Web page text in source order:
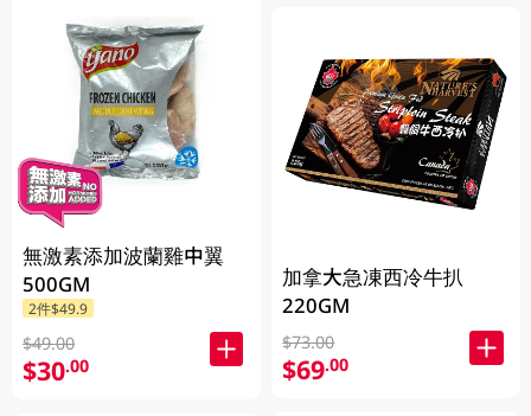
無激素添加波蘭雞中翼
500GM
2件$49.9
$49.00
$30.00
加拿大急凍西冷牛扒
220GM
$73.00
$69.00